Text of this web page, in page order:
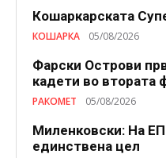
Кошаркарската
КОШАРКА 05/08/2026
Фарски Острови
кадети во втората
РАКОМЕТ 05/08/2026
Миленковски: На
единствена цел